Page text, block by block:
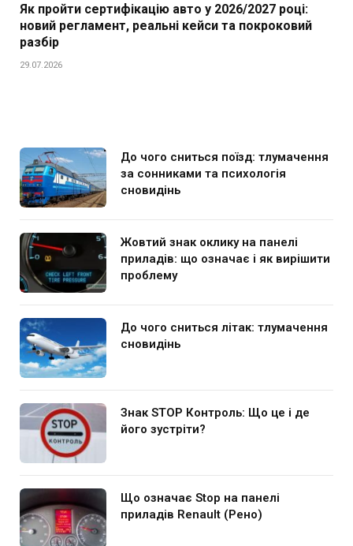
Як пройти сертифікацію авто у 2026/2027 році:
новий регламент, реальні кейси та покроковий
разбір
29.07.2026
До чого сниться поїзд: тлумачення
за сонниками та психологія
сновидінь
Жовтий знак оклику на панелі
приладів: що означає і як вирішити
проблему
До чого сниться літак: тлумачення
сновидінь
Знак STOP Контроль: Що це і де
його зустріти?
Що означає Stop на панелі
приладів Renault (Рено)